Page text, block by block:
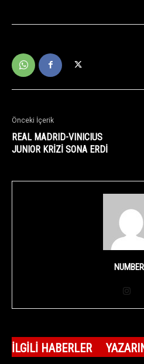
Önceki İçerik
REAL MADRID-VINICIUS
JUNIOR KRİZİ SONA ERDİ
İLGILI HABERLER